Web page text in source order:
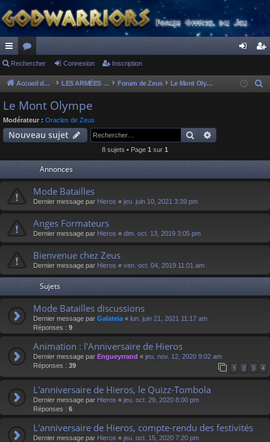
ac
co
ur
ci
or
u
m
s
ne cri
Rechercher Connexion Inscription
Accueil du forum LES ARMÉES DIVINES - FORUMS DE CLAN Forum de Zeus Le Mont Olympe
c
Le Mont Olympe
Modérateur : Oracles de Zeus
Nouveau sujet Rechercher
8 sujets • Page 1 sur 1
Annonces
Mode Batailles
Dernier message par Hieros « jeu. juin 10, 2021 3:39 pm
Anges Formateurs
Dernier message par Hieros « dim. oct. 13, 2019 3:05 pm
Bienvenue chez Zeus
Dernier message par Hieros « ven. oct. 04, 2019 11:01 am
Sujets
Mode Batailles discussions
Dernier message par Galateia « lun. juin 21, 2021 11:17 am
Réponses : 9
Animation : l'Anniversaire de Hieros
Dernier message par Engueyrrand « jeu. nov. 12, 2020 9:02 am
Réponses : 39 1 2 3 4
L'anniversaire de Hieros, le Quizz-Tombola
Dernier message par Hieros « jeu. oct. 29, 2020 8:00 pm
Réponses : 6
L'anniversaire de Hieros, compte-rendu des festivités
Dernier message par Hieros « jeu. oct. 15, 2020 7:20 pm